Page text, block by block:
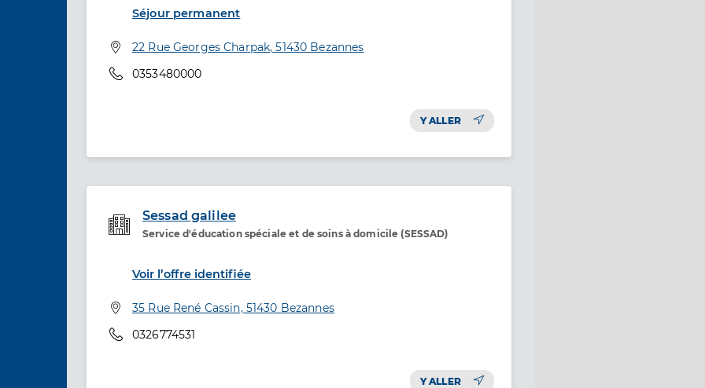
Séjour permanent
Adresse
22 Rue Georges Charpak, 51430 Bezannes
Téléphone
0353480000
Y ALLER
Sessad galilee
Service d'éducation spéciale et de soins à domicile (SESSAD)
Etablissement de soins
Voir l’offre identifiée
Adresse
35 Rue René Cassin, 51430 Bezannes
Téléphone
0326774531
Y ALLER